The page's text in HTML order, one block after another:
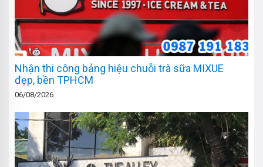
Nhận thi công bảng hiệu chuỗi trà sữa MIXUE
đẹp, bền TPHCM
06/08/2026